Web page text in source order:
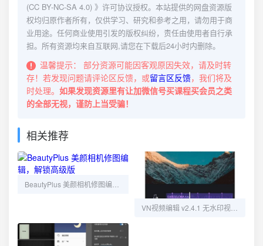
(CC BY-NC-SA 4.0) 》许可协议授权。本站提供的网盘资源版
权均归原作者所有，仅供学习、研究和参考之用，请勿用于商
业用途。任何商业使用引发的版权纠纷，责任由使用者自行承
担。所有资源均来自互联网,请您在下载后24小时内删除。
温馨提示：
部分资源可能因客观原因失效，请及时转
存！若发现问题请评论区反馈，或留言区反馈，我们将及
时处理。 如果发现资源里有让加微信号买课程买会员之类
的全部无视，谨防上当受骗！
相关推荐